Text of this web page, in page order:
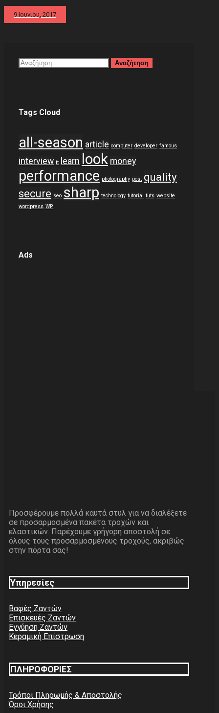
9 Ιουνίου, 2017
Αναζήτηση
για:
Tags Cloud
all-season article computer developer famous
interview it learn look money
performance photography post quality
secure seo sharp technology tutorial tuts website
wordpress WP
Ads
Προσφέρουμε πολλά καυτά στυλ για να διαλέξετε
σε προσαρμοσμένα πακέτα τροχών και
ελαστικών. Παρέχουμε γρήγορη αποστολή σε
όλους τους προσαρμοσμένους τροχούς, ακριβώς
στην πόρτα σας!
Υπηρεσίες
Βαφές Ζαντών
Επισκευές Ζαντών
Εγγύηση Ζαντών
Κεραμική Επίστρωση
ΠΛΗΡΟΦΟΡΙΕΣ
Τρόποι Πληρωμής & Αποστολής
Όροι Χρήσης